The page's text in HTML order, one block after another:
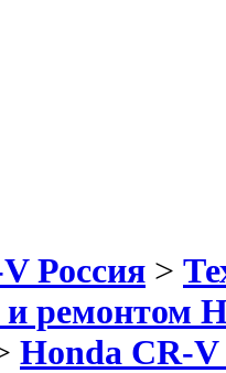
Россия >
и ремонтом
Honda CR-V